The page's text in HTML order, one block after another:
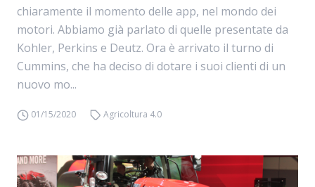
chiaramente il momento delle app, nel mondo dei
motori. Abbiamo già parlato di quelle presentate da
Kohler, Perkins e Deutz. Ora è arrivato il turno di
Cummins, che ha deciso di dotare i suoi clienti di un
nuovo mo...
01/15/2020 Agricoltura 4.0